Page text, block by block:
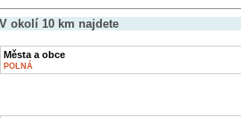
V okolí 10 km najdete
Města a obce
POLNÁ